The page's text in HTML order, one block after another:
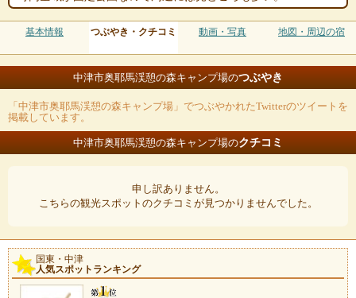
基本情報 つぶやき・クチコミ 動画・写真 地図・周辺の宿
中津市奥耶馬渓憩の森キャンプ場のつぶやき
「中津市奥耶馬渓憩の森キャンプ場」でつぶやかれたTwitterのツイートを
掲載しています。
中津市奥耶馬渓憩の森キャンプ場のクチコミ
申し訳ありません。
こちらの観光スポットのクチコミが見つかりませんでした。
国東・中津
人気スポットランキング